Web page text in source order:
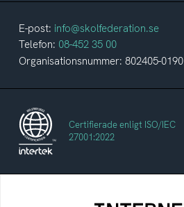
E-post: info@skolfederation.se
Telefon: 08-452 35 00
Organisationsnummer: 802405-0190
Certifierade enligt ISO/IEC
27001:2022